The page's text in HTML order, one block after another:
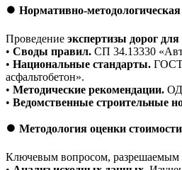
⏺️ Нормативно-
Проведение экспертизы дорог для
• Своды правил. СП 34.13330
• Национальные стандарты. ГОСТ
асфальтобетон».
• Методические рекомендации.
• Ведомственные строительные
⏺️ Методология оценки
Ключевым вопросом, разрешаемым